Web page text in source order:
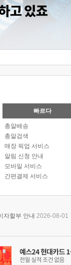
빠르다
총알배송
총알검색
매장 픽업 서비스
알림 신청 안내
모바일 서비스
간편결제 서비스
자할부 안내 2026-08-01